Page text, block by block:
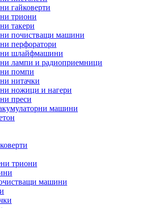
гайковерти
триони
такери
почистващи машини
перфоратори
шлайфмашини
лампи и радиоприемници
помпи
нитачки
ножици и нагери
преси
машини
триони
машини